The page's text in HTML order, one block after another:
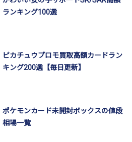
ランキング100選
ピカチュウプロモ買取高額カードラン
キング200選【毎日更新】
ポケモンカード未開封ボックスの値段
相場一覧